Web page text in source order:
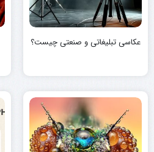
عکاسی تبلیغاتی و صنعتی چیست؟